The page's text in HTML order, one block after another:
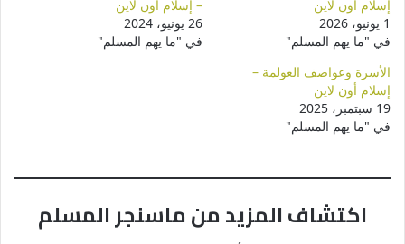
إسلام أون لاين
1 يونيو، 2026
في "ما يهم المسلم"
– إسلام أون لاين
26 يونيو، 2024
في "ما يهم المسلم"
الأسرة وعواصف العولمة –
إسلام أون لاين
19 سبتمبر، 2025
في "ما يهم المسلم"
اكتشاف المزيد من ماسنجر المسلم